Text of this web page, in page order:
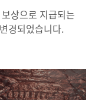
상으로 지급되는
경되었습니다.